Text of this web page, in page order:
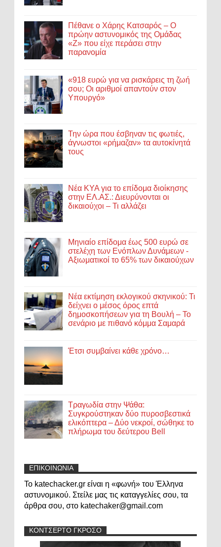
Πέθανε ο Χάρης Κατσαρός – Ο
πρώην αστυνομικός της Ομάδας
«Ζ» που είχε περάσει στην
παρανομία
«918 ευρώ για να ρισκάρεις τη ζωή
σου; Οι αριθμοί απαντούν στον
Υπουργό»
Την ώρα που έσβηναν τις φωτιές,
άγνωστοι «ρήμαζαν» τα αυτοκίνητά
τους
Νέα ΚΥΑ για το επίδομα διοίκησης
στην ΕΛ.ΑΣ.: Διευρύνονται οι
δικαιούχοι – Τι αλλάζει
Μηνιαίο επίδομα έως 500 ευρώ σε
στελέχη των Ενόπλων Δυνάμεων -
Αξιωματικοί το 65% των δικαιούχων
Νέα εκτίμηση εκλογικού σκηνικού: Τι
δείχνει ο μέσος όρος επτά
δημοσκοπήσεων για τη Βουλή – Το
σενάριο με πιθανό κόμμα Σαμαρά
Έτσι συμβαίνει κάθε χρόνο…
Τραγωδία στην Ψάθα:
Συγκρούστηκαν δύο πυροσβεστικά
ελικόπτερα – Δύο νεκροί, σώθηκε το
πλήρωμα του δεύτερου Bell
ΕΠΙΚΟΙΝΩΝΙΑ
Το katechacker.gr είναι η «φωνή» του Έλληνα
αστυνομικού. Στείλε μας τις καταγγελίες σου, τα
άρθρα σου, στο katechaker@gmail.com
ΚΟΝΤΣΕΡΤΟ ΓΚΡΟΣΟ